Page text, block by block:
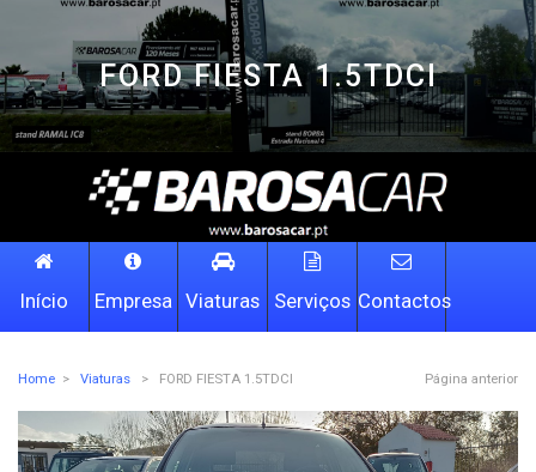
FORD FIESTA 1.5TDCI
Início Empresa Viaturas Serviços Contactos
Home > Viaturas > FORD FIESTA 1.5TDCI Página anterior